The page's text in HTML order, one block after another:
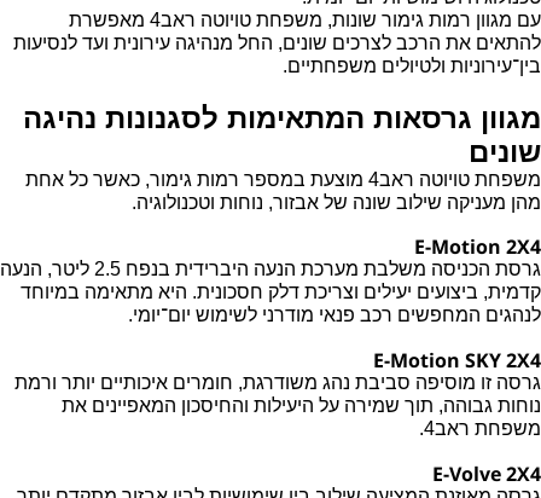
עם מגוון רמות גימור שונות, משפחת טויוטה ראב4 מאפשרת
להתאים את הרכב לצרכים שונים, החל מנהיגה עירונית ועד לנסיעות
בין־עירוניות ולטיולים משפחתיים.
מגוון גרסאות המתאימות לסגנונות נהיגה
שונים
משפחת טויוטה ראב4 מוצעת במספר רמות גימור, כאשר כל אחת
מהן מעניקה שילוב שונה של אבזור, נוחות וטכנולוגיה.
E-Motion 2X4
גרסת הכניסה משלבת מערכת הנעה היברידית בנפח 2.5 ליטר, הנעה
קדמית, ביצועים יעילים וצריכת דלק חסכונית. היא מתאימה במיוחד
לנהגים המחפשים רכב פנאי מודרני לשימוש יום־יומי.
E-Motion SKY 2X4
גרסה זו מוסיפה סביבת נהג משודרגת, חומרים איכותיים יותר ורמת
נוחות גבוהה, תוך שמירה על היעילות והחיסכון המאפיינים את
משפחת ראב4.
E-Volve 2X4